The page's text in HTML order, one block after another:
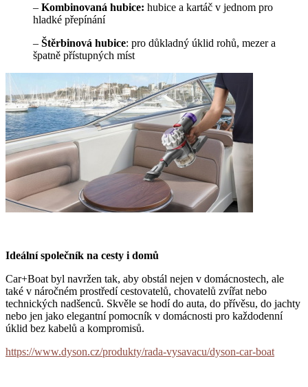
– Kombinovaná hubice: hubice a kartáč v jednom pro
hladké přepínání
– Štěrbinová hubice: pro důkladný úklid rohů, mezer a
špatně přístupných míst
Ideální společník na cesty i domů
Car+Boat byl navržen tak, aby obstál nejen v domácnostech, ale
také v náročném prostředí cestovatelů, chovatelů zvířat nebo
technických nadšenců. Skvěle se hodí do auta, do přívěsu, do jachty
nebo jen jako elegantní pomocník v domácnosti pro každodenní
úklid bez kabelů a kompromisů.
https://www.dyson.cz/produkty/rada-vysavacu/dyson-car-boat